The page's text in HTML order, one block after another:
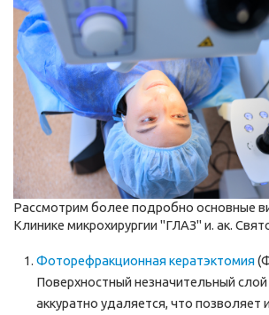
Рассмотрим более подробно основные
Клинике микрохирургии "ГЛАЗ" и. ак.
Фоторефракционная кератэктомия
Поверхностный незначительный
аккуратно удаляется, что позволяет